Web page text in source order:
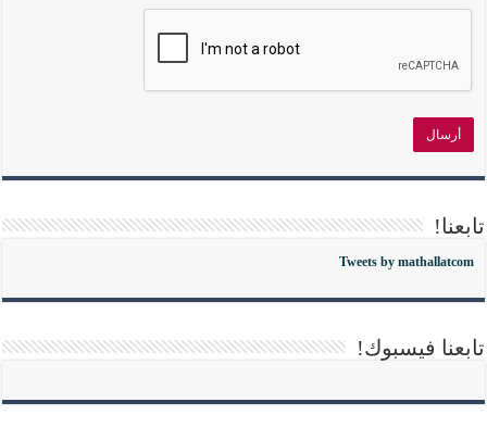
تابعنا!
Tweets by mathallatcom
تابعنا فيسبوك!